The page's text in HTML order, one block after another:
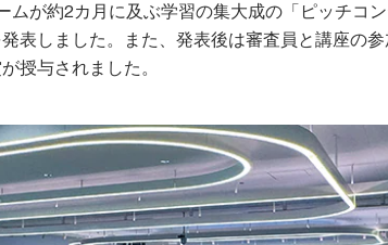
ムが約2カ月に及ぶ学習の集大成の「ピッチコ
表しました。また、発表後は審査員と講座の参
授与されました。